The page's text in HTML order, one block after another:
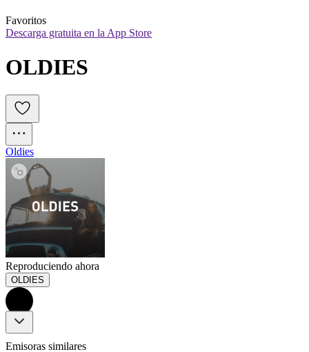
Favoritos
Descarga gratuita en la App Store
OLDIES
Oldies
Reproduciendo ahora
OLDIES
Emisoras similares